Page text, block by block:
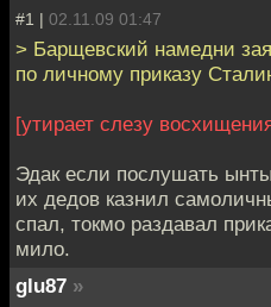
#1 | 02.11.09 01:47
> Барщевский намедни
по личному приказу
[утирает слезу
Эдак если послушать
их дедов казнил
спал, токмо раздавал
мило.
glu87 »